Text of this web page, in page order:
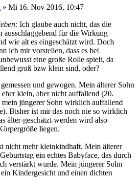
» Mi 16. Nov 2016, 10:47
Ich glaube auch nicht, das die
ausschlaggebend für die Wirkung
wie alt es eingeschätzt wird. Doch
ich mir vorstellen, dass es bei
eine große Rolle spielt, da
groß bzw klein sind, oder?
und gewogen. Mein älterer Sohn
klein, aber nicht auffallend (20.
mein jüngerer Sohn wirklich auffallend
Bisher ist mir das noch nie so wirklich
älter-geschätzt-werden wird also
liegen.
nicht mehr kleinkindhaft. Mein älterer
ein echtes Babyface, das durch
verstärkt wurde. Mein jüngerer Sohn
Kindergesicht und einen dichten